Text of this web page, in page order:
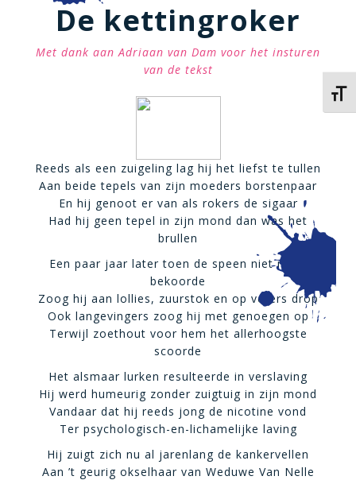
De kettingroker
Met dank aan Adriaan van Dam voor het insturen
van de tekst
Reeds als een zuigeling lag hij het liefst te tullen
Aan beide tepels van zijn moeders borstenpaar
En hij genoot er van als rokers de sigaar
Had hij geen tepel in zijn mond dan was het
brullen
Een paar jaar later toen de speen niet meer
bekoorde
Zoog hij aan lollies, zuurstok en op veters drop
Ook langevingers zoog hij met genoegen op
Terwijl zoethout voor hem het allerhoogste
scoorde
Het alsmaar lurken resulteerde in verslaving
Hij werd humeurig zonder zuigtuig in zijn mond
Vandaar dat hij reeds jong de nicotine vond
Ter psychologisch-en-lichamelijke laving
Hij zuigt zich nu al jarenlang de kankervellen
Aan ’t geurig okselhaar van Weduwe Van Nelle